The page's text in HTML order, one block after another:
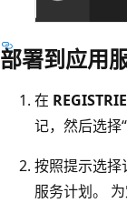
部署到应用
在
记，然后选择“
按照提示选择
服务计划。